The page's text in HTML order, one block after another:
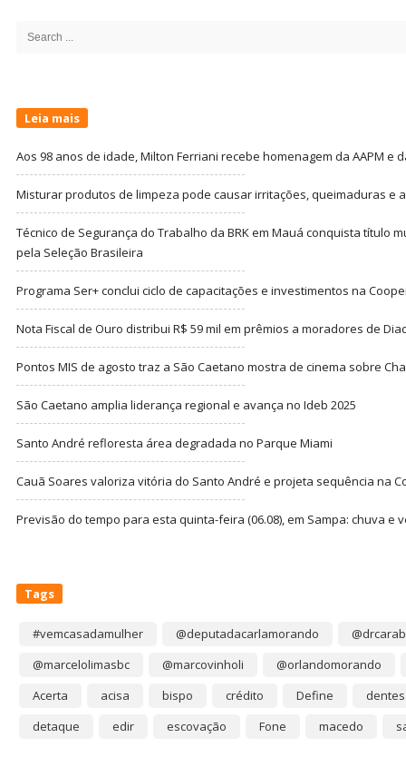
Search
Leia mais
Aos 98 anos de idade, Milton Ferriani recebe homenagem da AAPM e
Misturar produtos de limpeza pode causar irritações, queimaduras e
Técnico de Segurança do Trabalho da BRK em Mauá conquista título
pela Seleção Brasileira
Programa Ser+ conclui ciclo de capacitações e investimentos na
Nota Fiscal de Ouro distribui R$ 59 mil em prêmios a moradores de
Pontos MIS de agosto traz a São Caetano mostra de cinema sobre
São Caetano amplia liderança regional e avança no Ideb 2025
Santo André refloresta área degradada no Parque Miami
Cauã Soares valoriza vitória do Santo André e projeta sequência na
Previsão do tempo para esta quinta-feira (06.08), em Sampa: chuva e
Tags
#vemcasadamulher @deputadacarlamorando
@marcelolimasbc
@marcovinholi
@orlandomorando
Acerta
acisa bispo crédito Define
dentes
detaque
edir escovação Fone macedo